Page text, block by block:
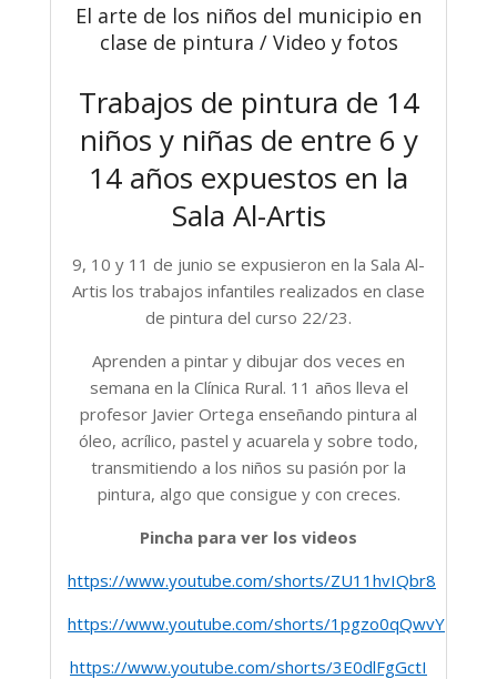
El arte de los niños del municipio en
clase de pintura / Video y fotos
Trabajos de pintura de 14
niños y niñas de entre 6 y
14 años expuestos en la
Sala Al-Artis
9, 10 y 11 de junio se expusieron en la Sala Al-
Artis los trabajos infantiles realizados en clase
de pintura del curso 22/23.
Aprenden a pintar y dibujar dos veces en
semana en la Clínica Rural. 11 años lleva el
profesor Javier Ortega enseñando pintura al
óleo, acrílico, pastel y acuarela y sobre todo,
transmitiendo a los niños su pasión por la
pintura, algo que consigue y con creces.
Pincha para ver los videos
https://www.youtube.com/shorts/ZU11hvIQbr8
https://www.youtube.com/shorts/1pgzo0qQwvY
https://www.youtube.com/shorts/3E0dlFgGctI